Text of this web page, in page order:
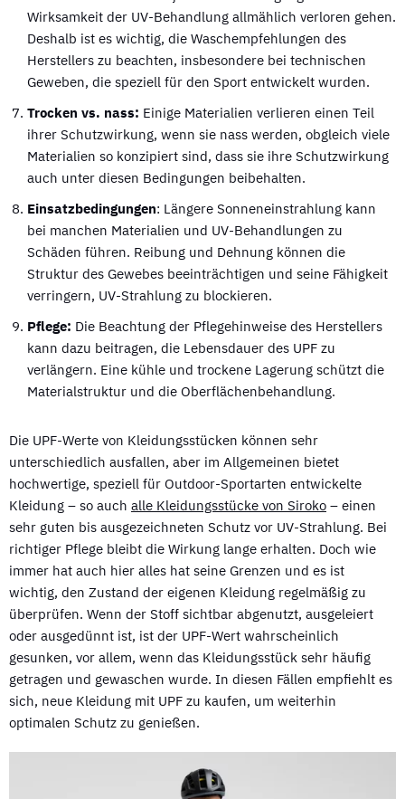
Wirksamkeit der UV-Behandlung allmählich verloren gehen.
Deshalb ist es wichtig, die Waschempfehlungen des
Herstellers zu beachten, insbesondere bei technischen
Geweben, die speziell für den Sport entwickelt wurden.
Trocken vs. nass: Einige Materialien verlieren einen Teil
ihrer Schutzwirkung, wenn sie nass werden, obgleich viele
Materialien so konzipiert sind, dass sie ihre Schutzwirkung
auch unter diesen Bedingungen beibehalten.
Einsatzbedingungen: Längere Sonneneinstrahlung kann
bei manchen Materialien und UV-Behandlungen zu
Schäden führen. Reibung und Dehnung können die
Struktur des Gewebes beeinträchtigen und seine Fähigkeit
verringern, UV-Strahlung zu blockieren.
Pflege: Die Beachtung der Pflegehinweise des Herstellers
kann dazu beitragen, die Lebensdauer des UPF zu
verlängern. Eine kühle und trockene Lagerung schützt die
Materialstruktur und die Oberflächenbehandlung.
Die UPF-Werte von Kleidungsstücken können sehr
unterschiedlich ausfallen, aber im Allgemeinen bietet
hochwertige, speziell für Outdoor-Sportarten entwickelte
Kleidung – so auch alle Kleidungsstücke von Siroko – einen
sehr guten bis ausgezeichneten Schutz vor UV-Strahlung. Bei
richtiger Pflege bleibt die Wirkung lange erhalten. Doch wie
immer hat auch hier alles hat seine Grenzen und es ist
wichtig, den Zustand der eigenen Kleidung regelmäßig zu
überprüfen. Wenn der Stoff sichtbar abgenutzt, ausgeleiert
oder ausgedünnt ist, ist der UPF-Wert wahrscheinlich
gesunken, vor allem, wenn das Kleidungsstück sehr häufig
getragen und gewaschen wurde. In diesen Fällen empfiehlt es
sich, neue Kleidung mit UPF zu kaufen, um weiterhin
optimalen Schutz zu genießen.